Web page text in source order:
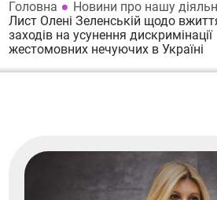
Головна
Новини про нашу
Лист Олені Зеленській щодо
заходів на усунення дискримінації
жестомовних нечуючих в Україні